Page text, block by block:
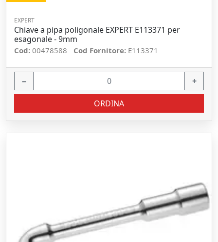
EXPERT
Chiave a pipa poligonale EXPERT E113371 per
esagonale - 9mm
Cod: 00478588 Cod Fornitore: E113371
− +
ORDINA